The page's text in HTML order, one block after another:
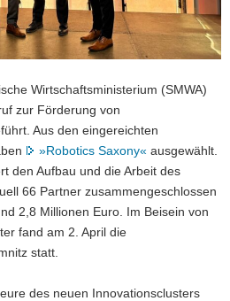
Wirtschaftsministerium (SMWA)
zur Förderung von
Aus den eingereichten
»Robotics Saxony« ausgewählt.
den Aufbau und die Arbeit des
66 Partner zusammengeschlossen
2,8 Millionen Euro. Im Beisein von
fand am 2. April die
statt.
des neuen Innovationsclusters